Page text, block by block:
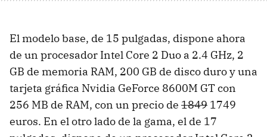
El modelo base, de 15 pulgadas, dispone ahora
de un procesador Intel Core 2 Duo a 2.4 GHz, 2
GB de memoria RAM, 200 GB de disco duro y una
tarjeta gráfica Nvidia GeForce 8600M GT con
256 MB de RAM, con un precio de 1849 1749
euros. En el otro lado de la gama, el de 17